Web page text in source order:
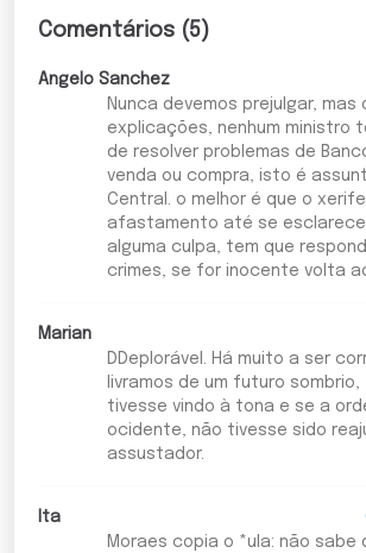
Comentários (5)
Angelo Sanchez
Nunca devemos prejulgar, mas
explicações, nenhum ministro
de resolver problemas de
venda ou compra, isto é
Central. o melhor é que o
afastamento até se
alguma culpa, tem que
crimes, se for inocente volta
Marian
DDeplorável. Há muito a ser
livramos de um futuro
tivesse vindo à tona e se a
ocidente, não tivesse sido
assustador.
Ita
Moraes copia o *ula: não sabe